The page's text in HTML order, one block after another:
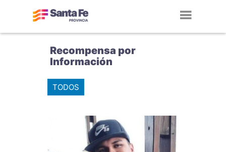
Recompensa por
Información
TODOS